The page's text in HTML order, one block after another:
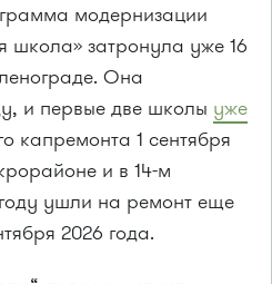
модернизации
школа» затронула уже 16
Она
и первые две школы уже
капремонта 1 сентября
и в 14-м
ушли на ремонт еще
2026 года.